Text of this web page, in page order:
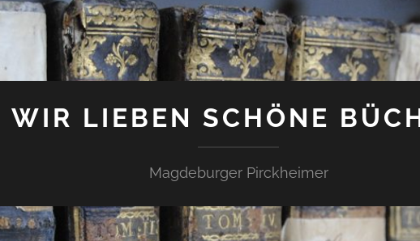
WIR LIEBEN SCHÖNE
Magdeburger Pirckheimer